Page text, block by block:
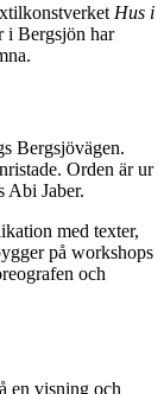
Hus i
i Bergsjön har
Bergsjövägen.
Orden är ur
Abi Jaber.
med texter,
på workshops
och
en visning och